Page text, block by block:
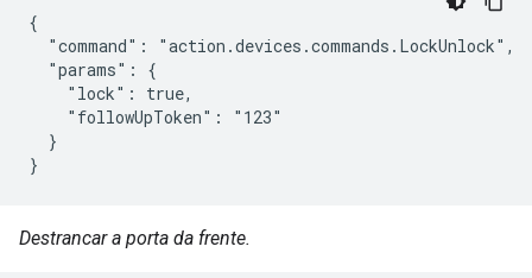
{
  "command": "action.devices.commands.LockUnlock",
  "params": {
    "lock": true,
    "followUpToken": "123"
  }
}
Destrancar a porta da frente.